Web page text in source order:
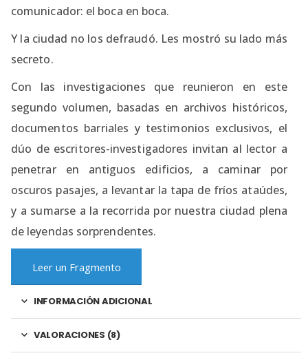
comunicador: el boca en boca.
Y la ciudad no los defraudó. Les mostró su lado más
secreto.
Con las investigaciones que reunieron en este
segundo volumen, basadas en archivos históricos,
documentos barriales y testimonios exclusivos, el
dúo de escritores-investigadores invitan al lector a
penetrar en antiguos edificios, a caminar por
oscuros pasajes, a levantar la tapa de fríos ataúdes,
y a sumarse a la recorrida por nuestra ciudad plena
de leyendas sorprendentes.
Leer un Fragmento
INFORMACIÓN ADICIONAL
VALORACIONES (8)